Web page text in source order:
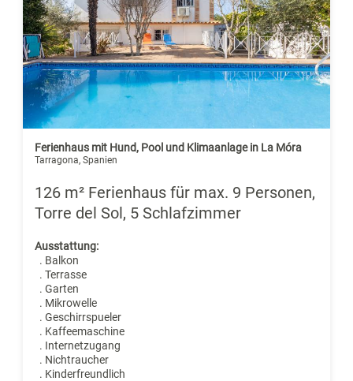
Ferienhaus mit Hund, Pool und Klimaanlage in La Móra
Tarragona, Spanien
126 m² Ferienhaus für max. 9 Personen,
Torre del Sol, 5 Schlafzimmer
Ausstattung:
. Balkon
. Terrasse
. Garten
. Mikrowelle
. Geschirrspueler
. Kaffeemaschine
. Internetzugang
. Nichtraucher
. Kinderfreundlich